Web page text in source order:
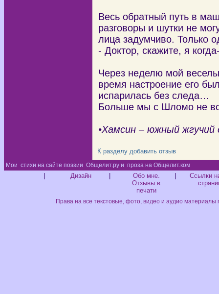
Весь обратный путь в
разговоры и шутки не
лица задумчиво. Только
- Доктор, скажите, я
Через неделю мой
время настроение его
испарилась без следа…
Больше мы с Шломо не
•Хамсин – южный жгучий
К разделу добавить отзыв
Мои стихи на сайте поэзии Общелит.ру и проза на Общелит.ком
Дизайн
Обо мне.
Отзывы в
печати
Ссылки
Права на все текстовые, фото, видео и аудио